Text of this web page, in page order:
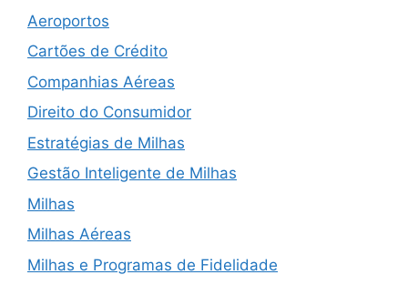
Aeroportos
Cartões de Crédito
Companhias Aéreas
Direito do Consumidor
Estratégias de Milhas
Gestão Inteligente de Milhas
Milhas
Milhas Aéreas
Milhas e Programas de Fidelidade